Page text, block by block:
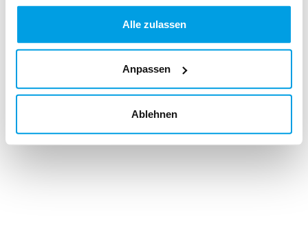
Alle zulassen
Anpassen
Ablehnen